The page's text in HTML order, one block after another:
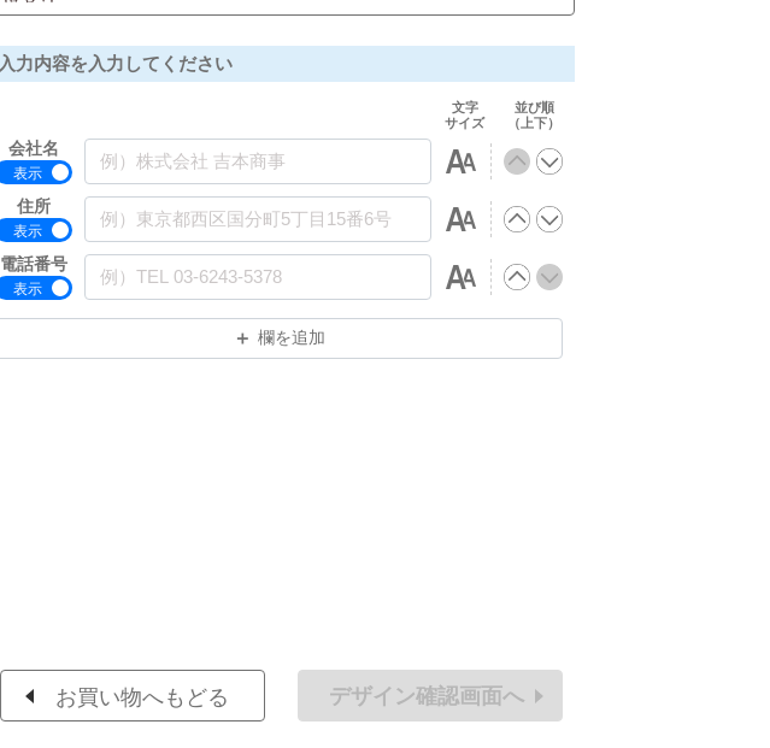
入力内容を入力してください
文字
サイズ
並び順
（上下）
会社名
住所
電話番号
欄を追加
お買い物へもどる デザイン確認画面へ